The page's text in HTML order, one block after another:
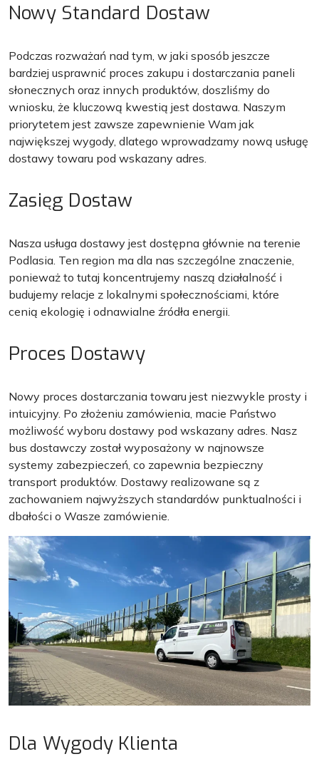
Nowy Standard Dostaw
Podczas rozważań nad tym, w jaki sposób jeszcze
bardziej usprawnić proces zakupu i dostarczania paneli
słonecznych oraz innych produktów, doszliśmy do
wniosku, że kluczową kwestią jest dostawa. Naszym
priorytetem jest zawsze zapewnienie Wam jak
największej wygody, dlatego wprowadzamy nową usługę
dostawy towaru pod wskazany adres.
Zasięg Dostaw
Nasza usługa dostawy jest dostępna głównie na terenie
Podlasia. Ten region ma dla nas szczególne znaczenie,
ponieważ to tutaj koncentrujemy naszą działalność i
budujemy relacje z lokalnymi społecznościami, które
cenią ekologię i odnawialne źródła energii.
Proces Dostawy
Nowy proces dostarczania towaru jest niezwykle prosty i
intuicyjny. Po złożeniu zamówienia, macie Państwo
możliwość wyboru dostawy pod wskazany adres. Nasz
bus dostawczy został wyposażony w najnowsze
systemy zabezpieczeń, co zapewnia bezpieczny
transport produktów. Dostawy realizowane są z
zachowaniem najwyższych standardów punktualności i
dbałości o Wasze zamówienie.
Dla Wygody Klienta